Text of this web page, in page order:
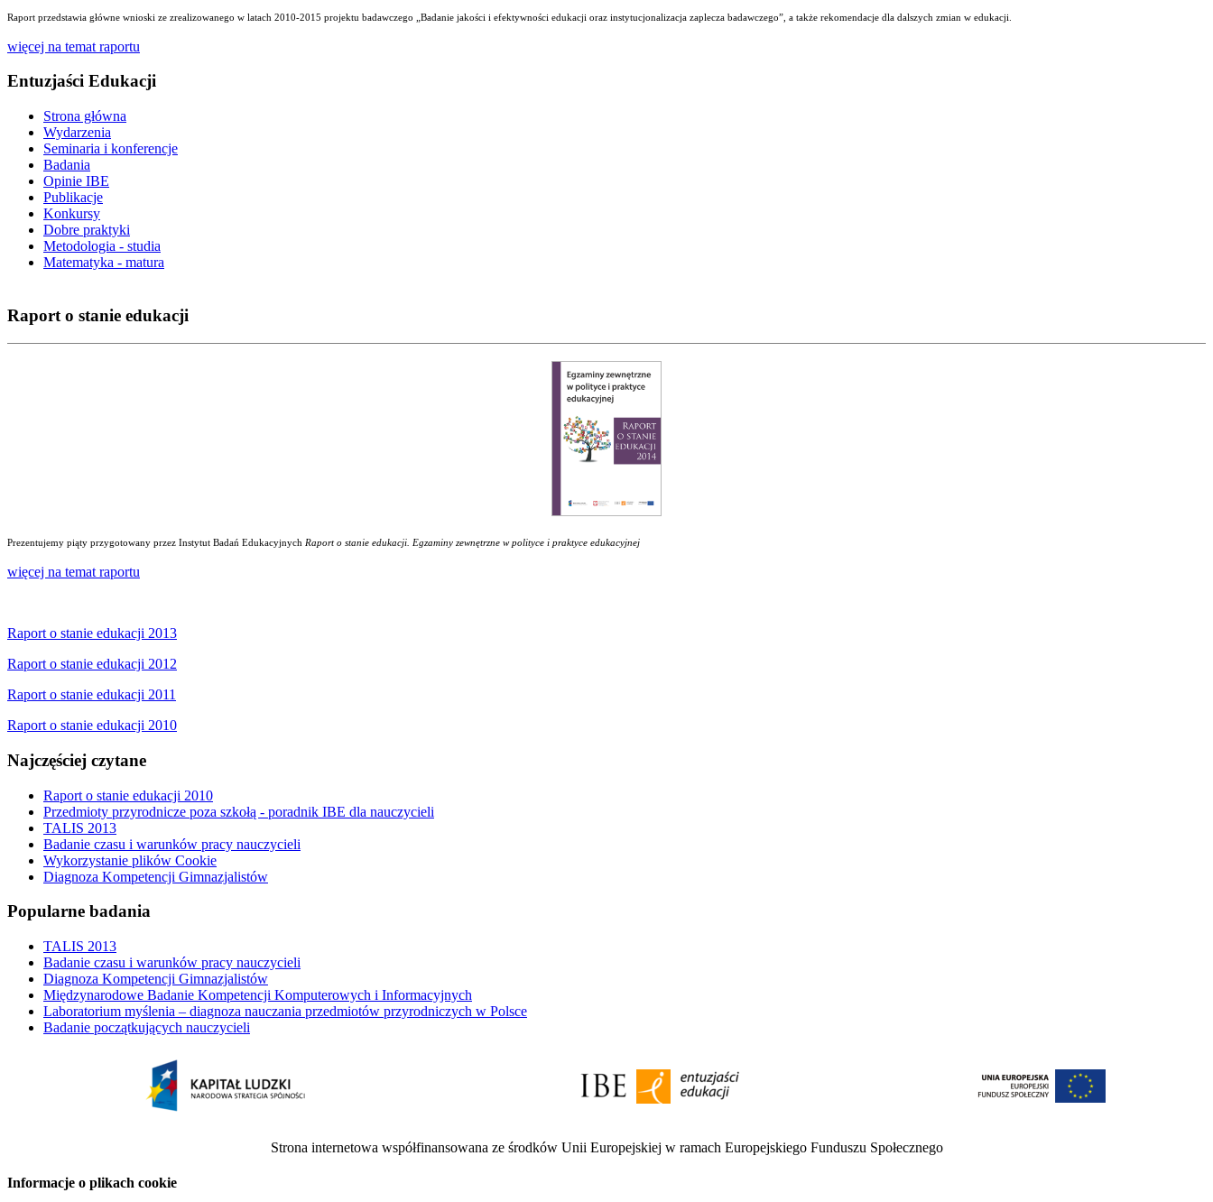
Raport przedstawia główne wnioski ze zrealizowanego w latach 2010-2015 projektu badawczego „Badanie jakości i efektywności edukacji oraz instytucjonalizacja zaplecza badawczego”, a także rekomendacje dla dalszych zmian w edukacji.
więcej na temat raportu
Entuzjaści Edukacji
Strona główna
Wydarzenia
Seminaria i konferencje
Badania
Opinie IBE
Publikacje
Konkursy
Dobre praktyki
Metodologia - studia
Matematyka - matura
Raport o stanie edukacji
Prezentujemy piąty przygotowany przez Instytut Badań Edukacyjnych Raport o stanie edukacji. Egzaminy zewnętrzne w polityce i praktyce edukacyjnej
więcej na temat raportu
Raport o stanie edukacji 2013
Raport o stanie edukacji 2012
Raport o stanie edukacji 2011
Raport o stanie edukacji 2010
Najczęściej czytane
Raport o stanie edukacji 2010
Przedmioty przyrodnicze poza szkołą - poradnik IBE dla nauczycieli
TALIS 2013
Badanie czasu i warunków pracy nauczycieli
Wykorzystanie plików Cookie
Diagnoza Kompetencji Gimnazjalistów
Popularne badania
TALIS 2013
Badanie czasu i warunków pracy nauczycieli
Diagnoza Kompetencji Gimnazjalistów
Międzynarodowe Badanie Kompetencji Komputerowych i Informacyjnych
Laboratorium myślenia – diagnoza nauczania przedmiotów przyrodniczych w Polsce
Badanie początkujących nauczycieli
Strona internetowa współfinansowana ze środków Unii Europejskiej w ramach Europejskiego Funduszu Społecznego
Informacje o plikach cookie